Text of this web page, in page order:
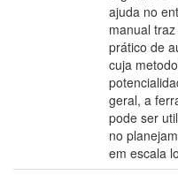
ajuda no
manual
prático de
cuja
geral, a
pode ser
no
em escala